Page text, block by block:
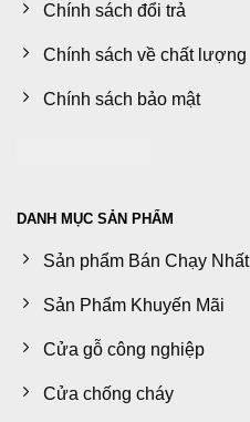
Chính sách đổi trả
Chính sách về chất lượng
Chính sách bảo mật
DANH MỤC SẢN PHẨM
Sản phẩm Bán Chạy Nhất
Sản Phẩm Khuyến Mãi
Cửa gỗ công nghiệp
Cửa chống cháy